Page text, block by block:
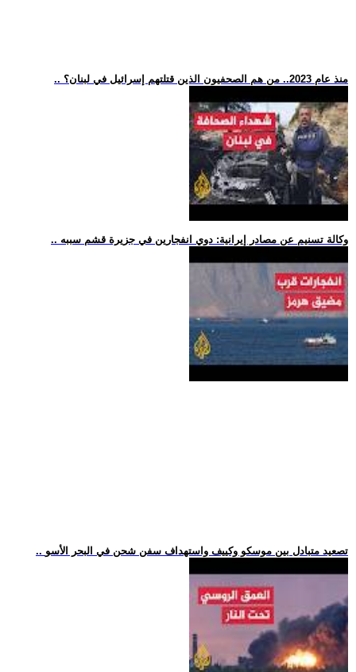
.. منذ عام 2023.. من هم الصحفيون الذين قتلتهم إسرائيل في لبنان؟
.. وكالة تسنيم عن مصادر إيرانية: دوي انفجارين في جزيرة قشم سببه
.. تصعيد متبادل بين موسكو وكييف واستهداف سفن شحن في البحر الأسو